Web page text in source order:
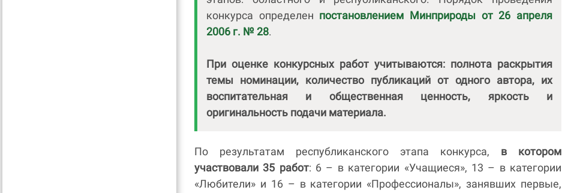
конкурса определен постановлением Минприроды от 26 апреля
2006 г. № 28.
При оценке конкурсных работ учитываются: полнота раскрытия
темы номинации, количество публикаций от одного автора, их
воспитательная и общественная ценность, яркость и
оригинальность подачи материала.
По результатам республиканского этапа конкурса, в котором
участвовали 35 работ: 6 – в категории «Учащиеся», 13 – в категории
«Любители» и 16 – в категории «Профессионалы», занявших первые,